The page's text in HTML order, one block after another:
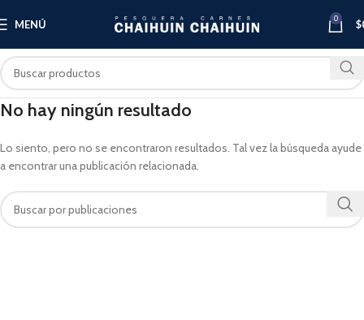
MENÚ 0 $
No hay ningún resultado
Lo siento, pero no se encontraron resultados. Tal vez la búsqueda ayude
a encontrar una publicación relacionada.